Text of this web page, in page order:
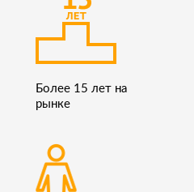
Более 15 лет на
рынке